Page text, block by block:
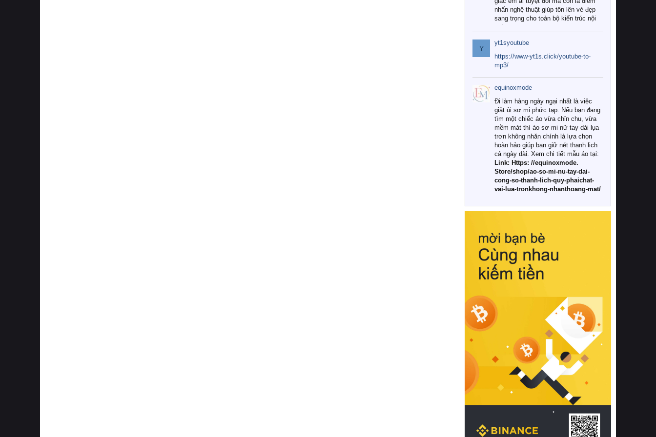
nhấn nghệ thuật giúp tôn lên vẻ đẹp
sang trọng cho toàn bộ kiến trúc nội
Tuy nhiên, giữa thị trường đa dạng
với vô vàn thương hiệu và mẫu mã
như hiện nay, làm thế nào để chọn
được những bộ chăn ga gối đệm cao
cấp thực sự chất lượng, phù hợp với
khí hậu và nhu cầu sử dụng của gia
đình? Hãy cùng chúng tôi đi tìm lời
giải đáp chi tiết qua bài viết dưới đây.
1. Tại sao các gia đình hiện đại lại ưa
chuộng chăn ga gối đệm cao cấp?
Khác với các dòng sản phẩm thông
thường, những bộ chăn ga gối đệm
cao cấp trải qua quy trình sản xuất
nghiêm ngặt từ khâu chọn lọc nguyên
liệu tự nhiên đến công nghệ dệt
nhuộm hiện đại không chứa hóa chất
này, bạn sẽ cảm nhận rõ rệt sự khác
hồi chuẩn xác của phần đệm nâng đỡ
cột sống.
Bên cạnh đó, việc lựa chọn các dòng
sản phẩm đạt chuẩn chất lượng quốc
tế còn giúp ngăn ngừa tình trạng kích
khuẩn và nấm mốc trong điều kiện
thời tiết nóng ẩm. Bạn có thể tìm hiểu
thêm các nghiên cứu khoa học về tác
động của giấc ngủ và môi trường
phòng ngủ đối với sức khỏe con
người tại Sleep Foundation (External
Link) để có cái nhìn toàn diện hơn.
2. Các tiêu chí vàng khi lựa chọn
chăn ga gối đệm cao cấp cho phòng
ngủ
Để sở hữu một bộ chăn ga gối đệm
cao cấp hoàn hảo cả về thẩm mỹ lẫn
công năng, người tiêu dùng cần cân
nhắc kỹ lưỡng các tiêu chí quan trọng
Y
yt1syoutube
https://www-yt1s.click/youtube-to-
mp3/
equinoxmode
Đi làm hàng ngày ngại nhất là việc
giặt ủi sơ mi phức tạp. Nếu bạn đang
tìm một chiếc áo vừa chỉn chu, vừa
mềm mát thì áo sơ mi nữ tay dài lụa
trơn không nhăn chính là lựa chọn
hoàn hảo giúp bạn giữ nét thanh lịch
cả ngày dài. Xem chi tiết mẫu áo tại:
Link: Https: //equinoxmode.
Store/shop/ao-so-mi-nu-tay-dai-
cong-so-thanh-lich-quy-phaichat-
vai-lua-tronkhong-nhanthoang-mat/